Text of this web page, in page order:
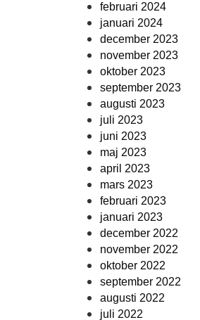
februari 2024
januari 2024
december 2023
november 2023
oktober 2023
september 2023
augusti 2023
juli 2023
juni 2023
maj 2023
april 2023
mars 2023
februari 2023
januari 2023
december 2022
november 2022
oktober 2022
september 2022
augusti 2022
juli 2022